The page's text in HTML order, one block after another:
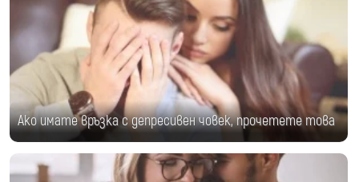
Ако имате връзка с депресивен човек, прочетете това